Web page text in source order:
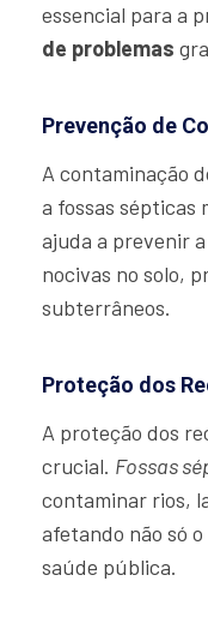
essencial para a
de problemas
Prevenção de
A contaminação
a fossas sépticas
ajuda a prevenir
nocivas no solo,
subterrâneos.
Proteção dos
A proteção dos
crucial. Fossas
contaminar rios,
afetando não só
saúde pública.